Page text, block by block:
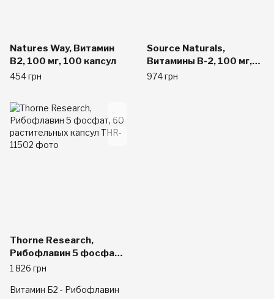
Natures Way, Витамин
В2, 100 мг, 100 капсул
454 грн
Source Naturals,
Витамины B-2, 100 мг,
250 таблеток
974 грн
Thorne Research,
Рибофлавин 5 фосфат,
60 растительных
1 826 грн
Витамин Б2 - Рибофлавин